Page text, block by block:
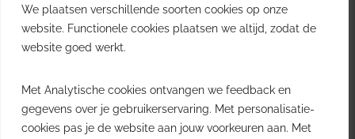
We plaatsen verschillende soorten cookies op onze
website. Functionele cookies plaatsen we altijd, zodat de
website goed werkt.
Met Analytische cookies ontvangen we feedback en
gegevens over je gebruikerservaring. Met personalisatie-
cookies pas je de website aan jouw voorkeuren aan. Met
Job plaatsen
Gratis wekelijkse update
inzichten uit de Belgische logistieke sector in uw inbox.
Ontvang je gratis